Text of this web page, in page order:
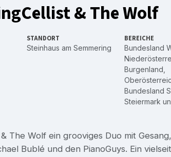
& The Wolf
STANDORT
Steinhaus am Semmering
BEREICHE
Bundesland
Burgenland
Bundesland
Steiermark
The Wolf ein grooviges Duo mit
Bublé und den PianoGuys. Ein